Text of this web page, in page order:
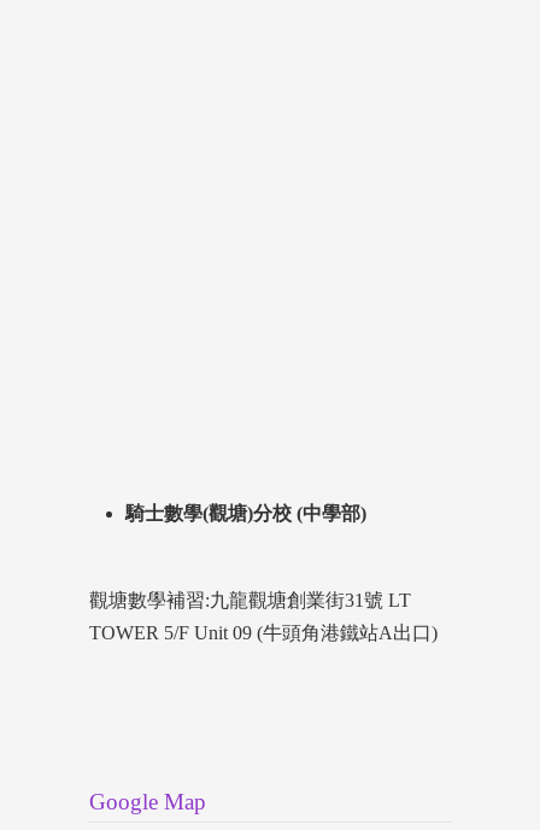
騎士數學(觀塘)分校 (中學部)
觀塘數學補習:九龍觀塘創業街31號 LT
TOWER 5/F Unit 09 (牛頭角港鐵站A出口)
Google Map